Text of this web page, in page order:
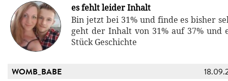
es fehlt leider Inhalt
Bin jetzt bei 31% und finde es bisher
geht der Inhalt von 31% auf 37% und
Stück Geschichte
WOMB_BABE